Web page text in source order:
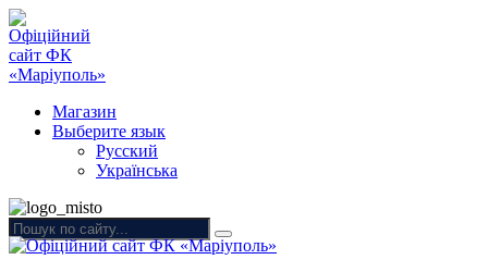
Магазин
Выберите язык
Русский
Українська